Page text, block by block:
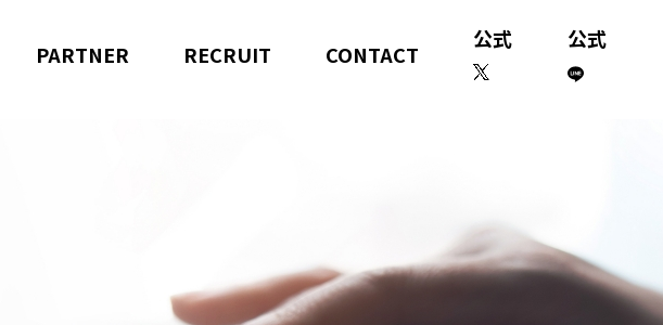
PARTNER RECRUIT CONTACT
公式 公式